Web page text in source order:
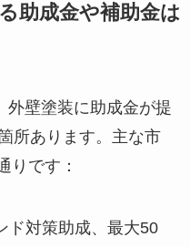
助成金や補助金は
外壁塗装に助成金が提
所あります。主な市
りです：
ド対策助成、最大50